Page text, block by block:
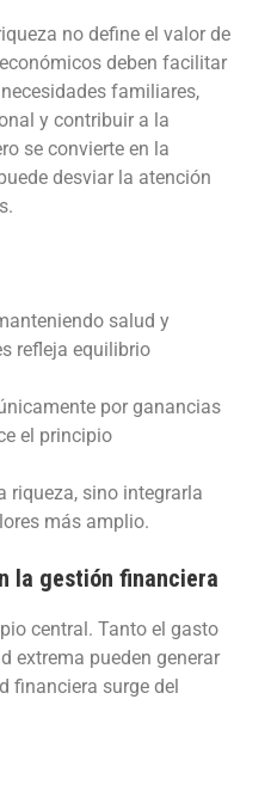
no define el valor de
deben facilitar
familiares,
y contribuir a la
se convierte en la
desviar la atención
salud y
refleja equilibrio
por ganancias
el principio
riqueza, sino integrarla
más amplio.
la gestión financiera
central. Tanto el gasto
extrema pueden generar
financiera surge del